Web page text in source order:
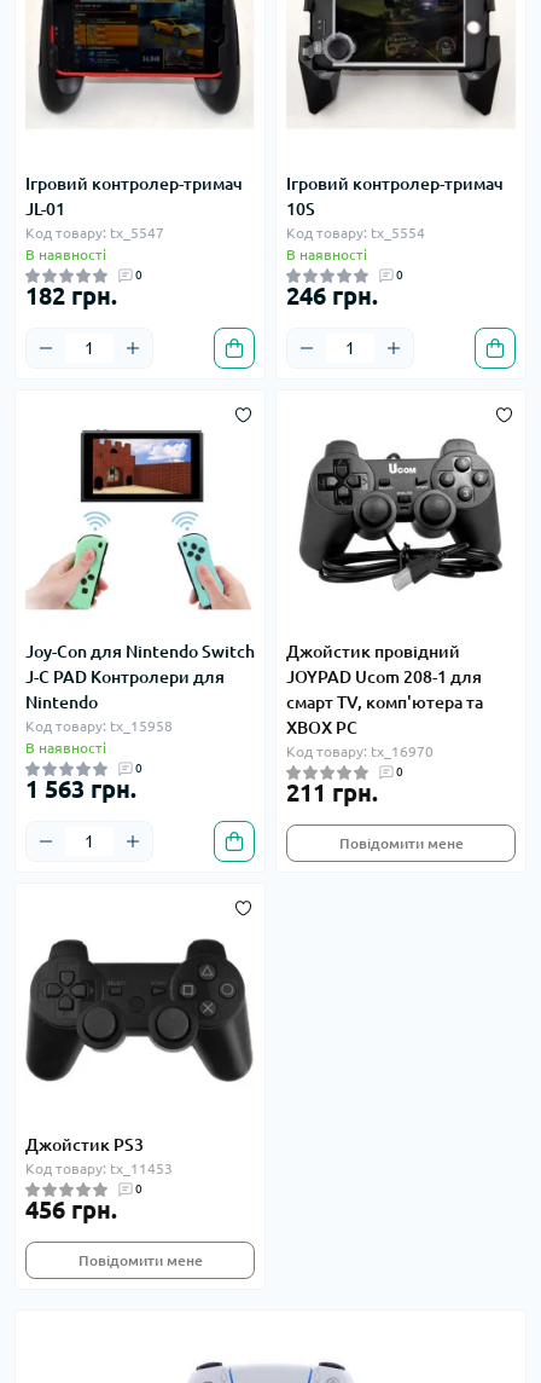
Ігровий контролер-тримач
JL-01
Код товару: tx_5547
В наявності
0
182 грн.
Ігровий контролер-тримач
10S
Код товару: tx_5554
В наявності
0
246 грн.
Joy-Con для Nintendo Switch
J-C PAD Контролери для
Nintendo
Код товару: tx_15958
В наявності
0
1 563 грн.
Джойстик провідний
JOYPAD Ucom 208-1 для
смарт TV, комп'ютера та
XBOX PC
Код товару: tx_16970
0
211 грн.
Повідомити мене
Джойстик PS3
Код товару: tx_11453
0
456 грн.
Повідомити мене